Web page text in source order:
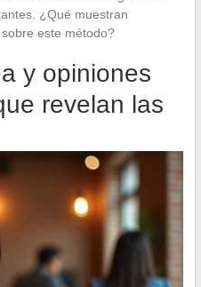
¿Qué muestran
este método?
y opiniones
revelan las